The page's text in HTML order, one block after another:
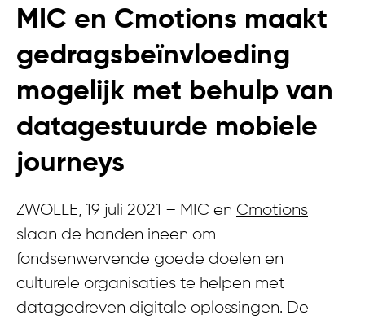
MIC en Cmotions maakt
gedragsbeïnvloeding
mogelijk met behulp van
datagestuurde mobiele
journeys
ZWOLLE, 19 juli 2021 – MIC en Cmotions
slaan de handen ineen om
fondsenwervende goede doelen en
culturele organisaties te helpen met
datagedreven digitale oplossingen. De